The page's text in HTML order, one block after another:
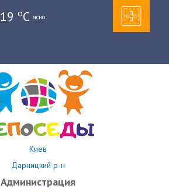
19 oC ясно
Киев
Дарницкий р-н
Администрация